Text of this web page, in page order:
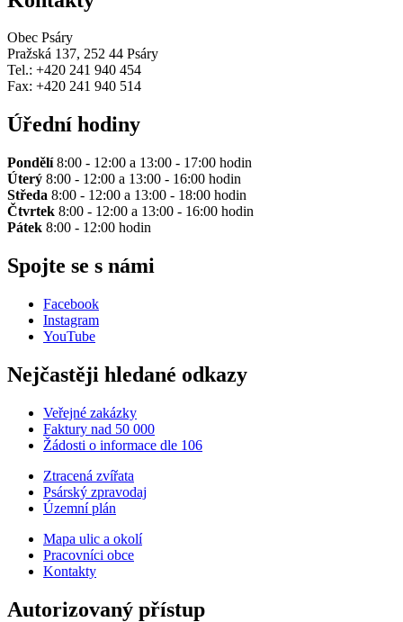
Obec Psáry
Pražská 137, 252 44 Psáry
Tel.: +420 241 940 454
Fax: +420 241 940 514
Úřední hodiny
Pondělí8:00 - 12:00 a 13:00 - 17:00 hodin
Úterý 8:00 - 12:00 a 13:00 - 16:00 hodin
Středa 8:00 - 12:00 a 13:00 - 18:00 hodin
Čtvrtek 8:00 - 12:00 a 13:00 - 16:00 hodin
Pátek 8:00 - 12:00 hodin
Spojte se s námi
Facebook
Instagram
YouTube
Nejčastěji hledané odkazy
Veřejné zakázky
Faktury nad 50 000
Žádosti o informace dle 106
Ztracená zvířata
Psárský zpravodaj
Územní plán
Mapa ulic a okolí
Pracovníci obce
Kontakty
Autorizovaný přístup